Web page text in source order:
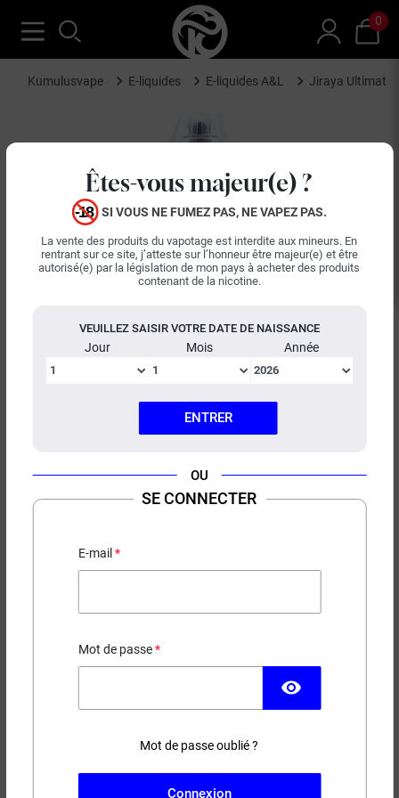
Êtes-vous majeur(e) ?
SI VOUS NE FUMEZ PAS, NE VAPEZ PAS.
La vente des produits du vapotage est interdite aux mineurs. En
rentrant sur ce site, j’atteste sur l’honneur être majeur(e) et être
autorisé(e) par la législation de mon pays à acheter des produits
contenant de la nicotine.
VEUILLEZ SAISIR VOTRE DATE DE NAISSANCE
Jour Mois Année
ENTRER
OU
SE CONNECTER
E-mail
Mot de passe
visibility
Mot de passe oublié ?
Connexion
0
Kumulusvape E-liquides E-liquides A&L Jiraya Ultimate
(6 avis)
18,90 €
EN STOCK